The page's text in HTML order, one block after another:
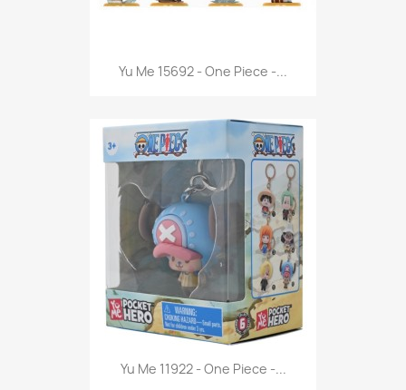
Anteprima
Yu Me 15692 - One Piece -...
Anteprima
Yu Me 11922 - One Piece -...